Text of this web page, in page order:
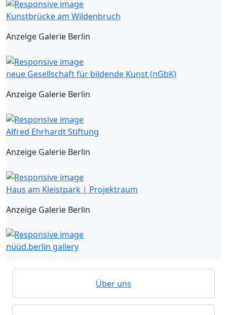
Kunstbrücke am Wildenbruch
Anzeige Galerie Berlin
neue Gesellschaft für bildende Kunst (nGbK)
Anzeige Galerie Berlin
Alfred Ehrhardt Stiftung
Anzeige Galerie Berlin
Haus am Kleistpark | Projektraum
Anzeige Galerie Berlin
nüüd.berlin gallery
Über uns